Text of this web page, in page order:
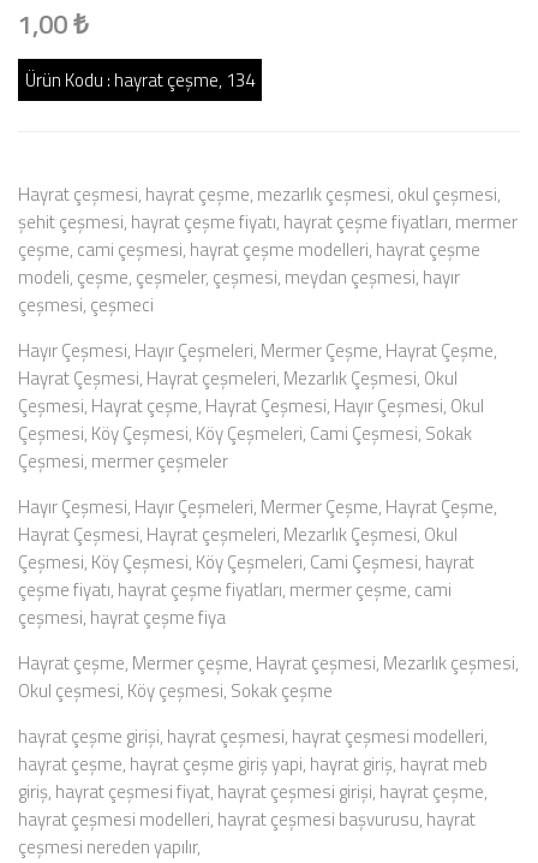
1,00 ₺
Ürün Kodu : hayrat çeşme, 134
Hayrat çeşmesi, hayrat çeşme, mezarlık çeşmesi, okul çeşmesi,
şehit çeşmesi, hayrat çeşme fiyatı, hayrat çeşme fiyatları, mermer
çeşme, cami çeşmesi, hayrat çeşme modelleri, hayrat çeşme
modeli, çeşme, çeşmeler, çeşmesi, meydan çeşmesi, hayır
çeşmesi, çeşmeci
Hayır Çeşmesi, Hayır Çeşmeleri, Mermer Çeşme, Hayrat Çeşme,
Hayrat Çeşmesi, Hayrat çeşmeleri, Mezarlık Çeşmesi, Okul
Çeşmesi, Hayrat çeşme, Hayrat Çeşmesi, Hayır Çeşmesi, Okul
Çeşmesi, Köy Çeşmesi, Köy Çeşmeleri, Cami Çeşmesi, Sokak
Çeşmesi, mermer çeşmeler
Hayır Çeşmesi, Hayır Çeşmeleri, Mermer Çeşme, Hayrat Çeşme,
Hayrat Çeşmesi, Hayrat çeşmeleri, Mezarlık Çeşmesi, Okul
Çeşmesi, Köy Çeşmesi, Köy Çeşmeleri, Cami Çeşmesi, hayrat
çeşme fiyatı, hayrat çeşme fiyatları, mermer çeşme, cami
çeşmesi, hayrat çeşme fiya
Hayrat çeşme, Mermer çeşme, Hayrat çeşmesi, Mezarlık çeşmesi,
Okul çeşmesi, Köy çeşmesi, Sokak çeşme
hayrat çeşme girişi, hayrat çeşmesi, hayrat çeşmesi modelleri,
hayrat çeşme, hayrat çeşme giriş yapi, hayrat giriş, hayrat meb
giriş, hayrat çeşmesi fiyat, hayrat çeşmesi girişi, hayrat çeşme,
hayrat çeşmesi modelleri, hayrat çeşmesi başvurusu, hayrat
çeşmesi nereden yapılır,